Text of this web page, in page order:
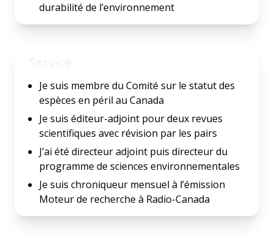
durabilité de l’environnement
Je suis membre du Comité sur le statut des
espèces en péril au Canada
Je suis éditeur-adjoint pour deux revues
scientifiques avec révision par les pairs
J’ai été directeur adjoint puis directeur du
programme de sciences environnementales
Je suis chroniqueur mensuel à l’émission
Moteur de recherche à Radio-Canada